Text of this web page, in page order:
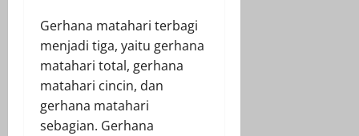
Gerhana matahari terbagi
menjadi tiga, yaitu gerhana
matahari total, gerhana
matahari cincin, dan
gerhana matahari
sebagian. Gerhana